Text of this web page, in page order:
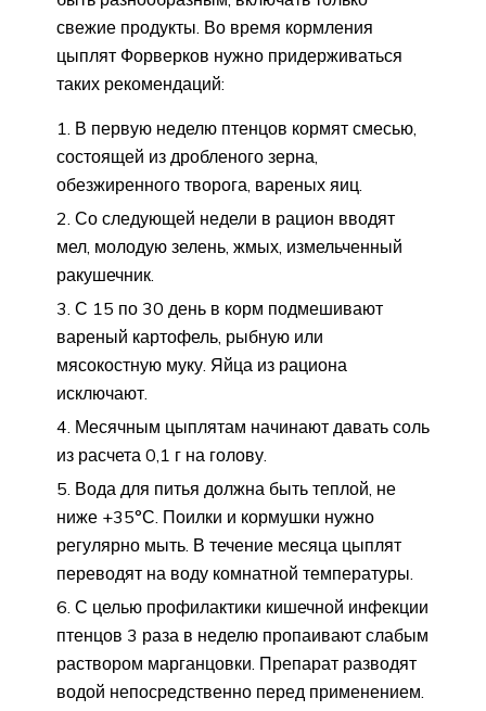
свежие продукты. Во время кормления
цыплят Форверков нужно придерживаться
таких рекомендаций:
В первую неделю птенцов кормят смесью,
состоящей из дробленого зерна,
обезжиренного творога, вареных яиц.
Со следующей недели в рацион вводят
мел, молодую зелень, жмых, измельченный
ракушечник.
С 15 по 30 день в корм подмешивают
вареный картофель, рыбную или
мясокостную муку. Яйца из рациона
исключают.
Месячным цыплятам начинают давать соль
из расчета 0,1 г на голову.
Вода для питья должна быть теплой, не
ниже +35°С. Поилки и кормушки нужно
регулярно мыть. В течение месяца цыплят
переводят на воду комнатной температуры.
С целью профилактики кишечной инфекции
птенцов 3 раза в неделю пропаивают слабым
раствором марганцовки. Препарат разводят
водой непосредственно перед применением.